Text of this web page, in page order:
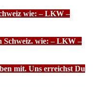
wie: – LKW –
Schweiz. wie: – LKW –
mit. Uns erreichst Du